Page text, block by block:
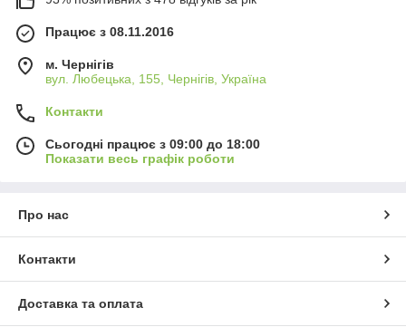
Працює з 08.11.2016
м. Чернігів
вул. Любецька, 155, Чернігів, Україна
Контакти
Сьогодні працює з 09:00 до 18:00
Показати весь графік роботи
Про нас
Контакти
Доставка та оплата